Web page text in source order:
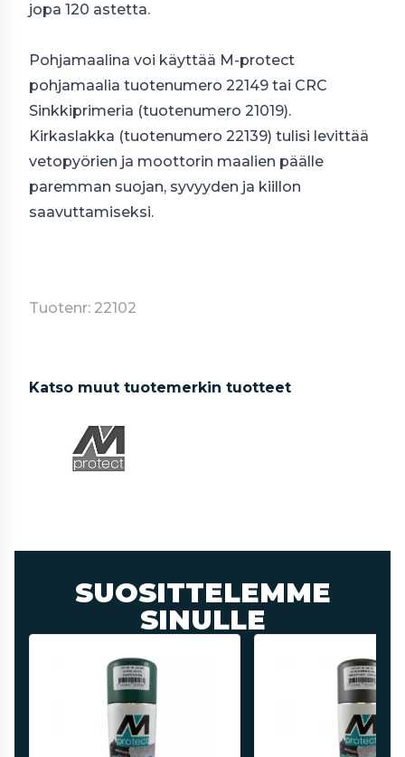
jopa 120 astetta.
Pohjamaalina voi käyttää M-protect
pohjamaalia tuotenumero 22149 tai CRC
Sinkkiprimeria (tuotenumero 21019).
Kirkaslakka (tuotenumero 22139) tulisi levittää
vetopyörien ja moottorin maalien päälle
paremman suojan, syvyyden ja kiillon
saavuttamiseksi.
Tuotenr: 22102
Katso muut tuotemerkin tuotteet
SUOSITTELEMME
SINULLE